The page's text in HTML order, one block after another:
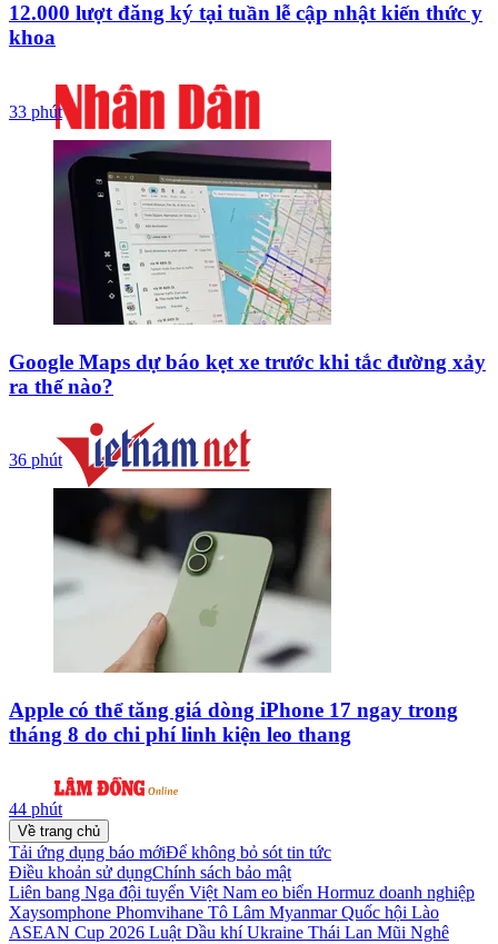
12.000 lượt đăng ký tại tuần lễ cập nhật kiến thức y
khoa
33 phút
Google Maps dự báo kẹt xe trước khi tắc đường xảy
ra thế nào?
36 phút
Apple có thể tăng giá dòng iPhone 17 ngay trong
tháng 8 do chi phí linh kiện leo thang
44 phút
Về trang chủ
Tải ứng dụng báo mớiĐể không bỏ sót tin tức
Điều khoản sử dụngChính sách bảo mật
Liên bang Nga đội tuyển Việt Nam eo biển Hormuz doanh nghiệp
Xaysomphone Phomvihane Tô Lâm Myanmar Quốc hội Lào
ASEAN Cup 2026 Luật Dầu khí Ukraine Thái Lan Mũi Nghê